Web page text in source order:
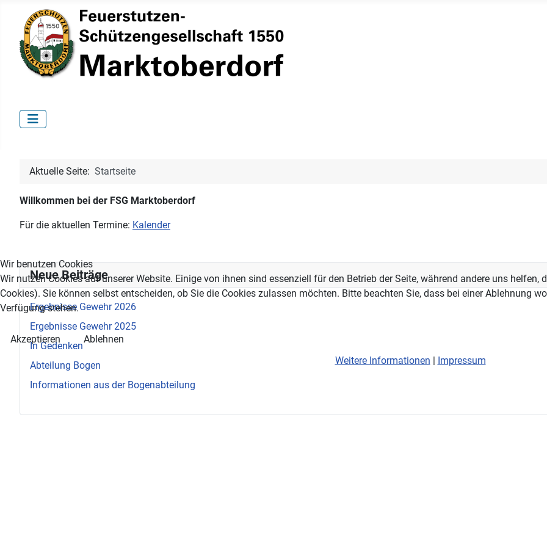
Neue Beiträge
Ergebnisse Gewehr 2026
Ergebnisse Gewehr 2025
In Gedenken
Abteilung Bogen
Informationen aus der Bogenabteilung
Aktuelle Seite: Startseite
Willkommen bei der FSG Marktoberdorf
Für die aktuellen Termine: Kalender
Wir benutzen Cookies
Wir nutzen Cookies auf unserer Website. Einige von ihnen sind essenziell für den Betrieb der Seite, während andere uns
Cookies). Sie können selbst entscheiden, ob Sie die Cookies zulassen möchten. Bitte beachten Sie, dass bei einer Ablehnung
Verfügung stehen.
Akzeptieren
Ablehnen
Weitere Informationen | Impressum